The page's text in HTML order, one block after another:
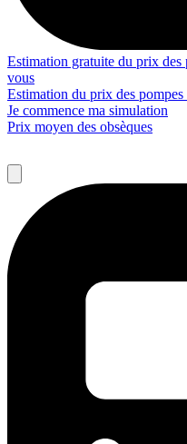
Estimation gratuite du prix des
vous
Estimation du prix des pompes
Je commence ma simulation
Prix moyen des obsèques